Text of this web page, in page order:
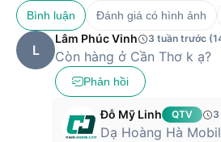
Bình luận Đánh giá có hình ảnh
L
Lâm Phúc Vinh 3 tuần trước
Còn hàng ở Cần Thơ k ạ?
Phản hồi
Đỗ Mỹ Linh QTV
Dạ Hoàng Hà